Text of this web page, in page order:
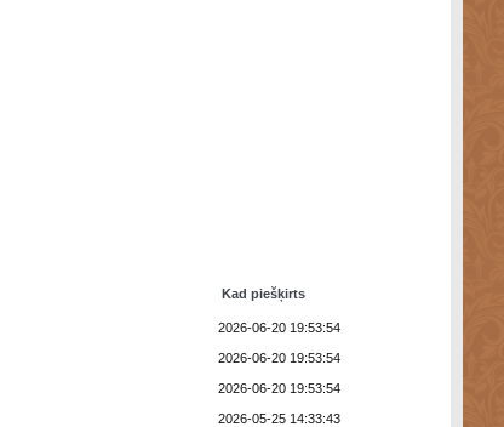
Kad piešķirts
2026-06-20 19:53:54
2026-06-20 19:53:54
2026-06-20 19:53:54
2026-05-25 14:33:43